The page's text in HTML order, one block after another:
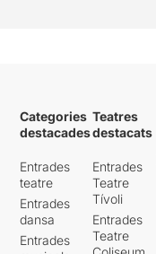
Categories
destacades
Entrades
teatre
Entrades
dansa
Entrades
Teatres
destacats
Entrades
Teatre
Tívoli
Entrades
Teatre